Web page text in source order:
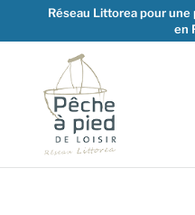
Réseau Littorea pour une
en